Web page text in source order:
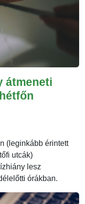
átmeneti
(leginkább érintett
utcák)
lesz
órákban.